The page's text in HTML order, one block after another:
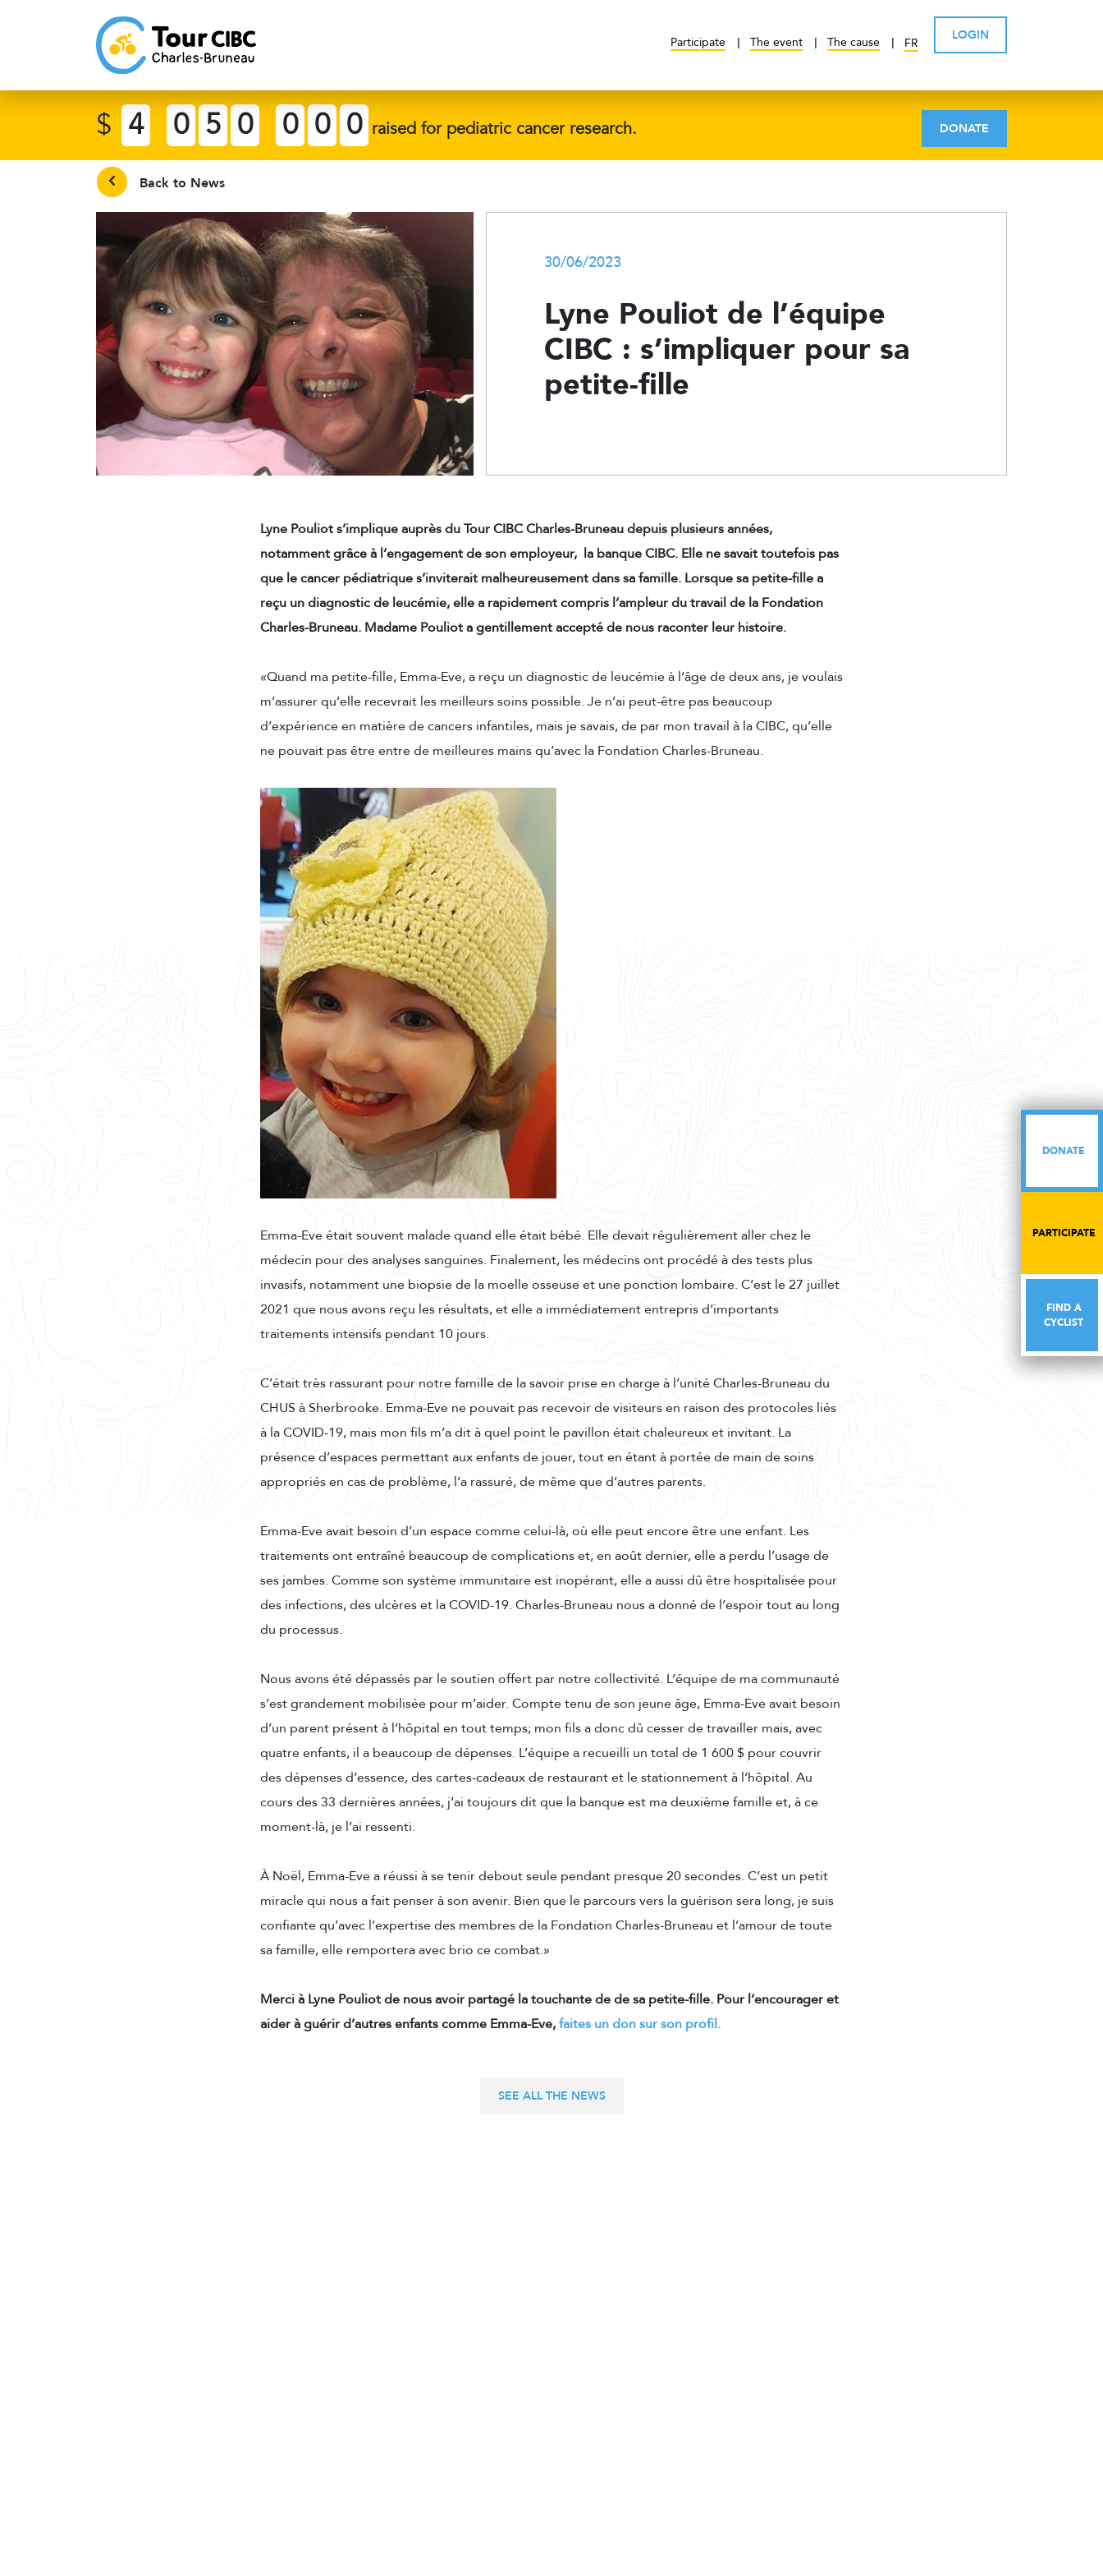
Participate The event The cause FR
LOGIN
DONATE
PARTICIPATE
FIND A
CYCLIST
$ 4 0 5 0 0 0 0 raised for pediatric cancer research. DONATE
Back to News
30/06/2023
Lyne Pouliot de l’équipe
CIBC : s’impliquer pour sa
petite-fille
Lyne Pouliot s’implique auprès du Tour CIBC Charles-Bruneau depuis plusieurs années,
notamment grâce à l’engagement de son employeur, la banque CIBC. Elle ne savait toutefois pas
que le cancer pédiatrique s’inviterait malheureusement dans sa famille. Lorsque sa petite-fille a
reçu un diagnostic de leucémie, elle a rapidement compris l’ampleur du travail de la Fondation
Charles-Bruneau. Madame Pouliot a gentillement accepté de nous raconter leur histoire.
«Quand ma petite-fille, Emma-Eve, a reçu un diagnostic de leucémie à l’âge de deux ans, je voulais
m’assurer qu’elle recevrait les meilleurs soins possible. Je n’ai peut-être pas beaucoup
d’expérience en matière de cancers infantiles, mais je savais, de par mon travail à la CIBC, qu’elle
ne pouvait pas être entre de meilleures mains qu’avec la Fondation Charles-Bruneau.
Emma-Eve était souvent malade quand elle était bébé. Elle devait régulièrement aller chez le
médecin pour des analyses sanguines. Finalement, les médecins ont procédé à des tests plus
invasifs, notamment une biopsie de la moelle osseuse et une ponction lombaire. C’est le 27 juillet
2021 que nous avons reçu les résultats, et elle a immédiatement entrepris d’importants
traitements intensifs pendant 10 jours.
C’était très rassurant pour notre famille de la savoir prise en charge à l’unité Charles-Bruneau du
CHUS à Sherbrooke. Emma-Eve ne pouvait pas recevoir de visiteurs en raison des protocoles liés
à la COVID-19, mais mon fils m’a dit à quel point le pavillon était chaleureux et invitant. La
présence d’espaces permettant aux enfants de jouer, tout en étant à portée de main de soins
appropriés en cas de problème, l’a rassuré, de même que d’autres parents.
Emma-Eve avait besoin d’un espace comme celui-là, où elle peut encore être une enfant. Les
traitements ont entraîné beaucoup de complications et, en août dernier, elle a perdu l’usage de
ses jambes. Comme son système immunitaire est inopérant, elle a aussi dû être hospitalisée pour
des infections, des ulcères et la COVID-19. Charles-Bruneau nous a donné de l’espoir tout au long
du processus.
Nous avons été dépassés par le soutien offert par notre collectivité. L’équipe de ma communauté
s’est grandement mobilisée pour m’aider. Compte tenu de son jeune âge, Emma-Eve avait besoin
d’un parent présent à l’hôpital en tout temps; mon fils a donc dû cesser de travailler mais, avec
quatre enfants, il a beaucoup de dépenses. L’équipe a recueilli un total de 1 600 $ pour couvrir
des dépenses d’essence, des cartes-cadeaux de restaurant et le stationnement à l’hôpital. Au
cours des 33 dernières années, j’ai toujours dit que la banque est ma deuxième famille et, à ce
moment-là, je l’ai ressenti.
À Noël, Emma-Eve a réussi à se tenir debout seule pendant presque 20 secondes. C’est un petit
miracle qui nous a fait penser à son avenir. Bien que le parcours vers la guérison sera long, je suis
confiante qu’avec l’expertise des membres de la Fondation Charles-Bruneau et l’amour de toute
sa famille, elle remportera avec brio ce combat.»
Merci à Lyne Pouliot de nous avoir partagé la touchante de de sa petite-fille. Pour l’encourager et
aider à guérir d’autres enfants comme Emma-Eve,faites un don sur son profil.
SEE ALL THE NEWS
DONATE
PARTICIPATE
FIND A
CYCLIST